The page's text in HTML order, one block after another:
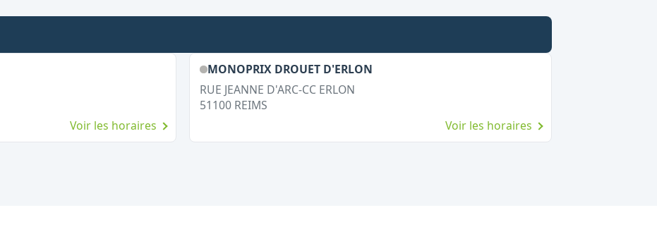
Voir les horaires
MONOPRIX DROUET D'ERLON
RUE JEANNE D'ARC-CC ERLON
51100 REIMS
Voir les horaires